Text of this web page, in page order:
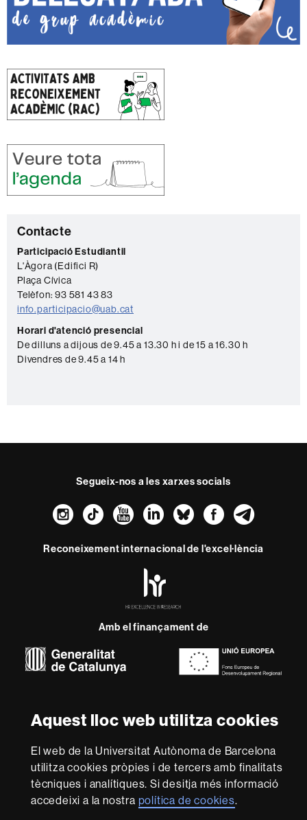
Aquest lloc web utilitza cookies
El web de la Universitat Autònoma de Barcelona
utilitza cookies pròpies i de tercers amb finalitats
tècniques i analítiques. Si desitja més informació
accedeixi a la nostra política de cookies.
C
o
n
t
a
c
t
Contacte
Participació Estudiantil
L'Àgora (Edifici R)
Plaça Cívica
Telèfon: 93 581 43 83
info.participacio@uab.cat
Horari d'atenció presencial
De dilluns a dijous de 9.45 a 13.30 h i de 15 a 16.30 h
Divendres de 9.45 a 14 h
Segueix-nos a les xarxes socials
Instagram
TikTokYouTube
LinkedIn
Bluesky
Reconeixement internacional de l'excel·lència
-
Amb el finançament de
web
Avís legal Protecció de dades Sobre el
web
Accessibilitat web Mapa del web UAB
Som una universitat capdavantera que imparteix una
docència de qualitat i excel·lència, diversificada,
multidisciplinària i flexible, ajustada a les necessitats de